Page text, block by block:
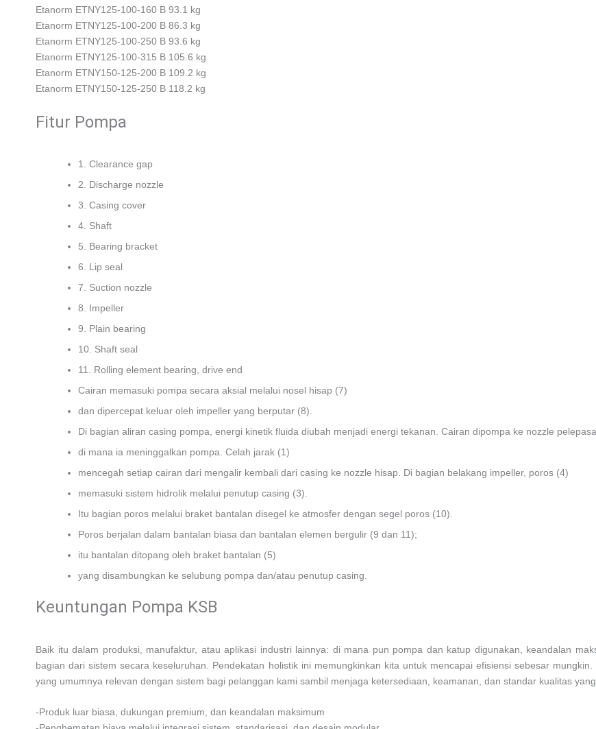
Etanorm ETNY125-100-160 B 93.1 kg
Etanorm ETNY125-100-200 B 86.3 kg
Etanorm ETNY125-100-250 B 93.6 kg
Etanorm ETNY125-100-315 B 105.6 kg
Etanorm ETNY150-125-200 B 109.2 kg
Etanorm ETNY150-125-250 B 118.2 kg
Fitur Pompa
1. Clearance gap
2. Discharge nozzle
3. Casing cover
4. Shaft
5. Bearing bracket
6. Lip seal
7. Suction nozzle
8. Impeller
9. Plain bearing
10. Shaft seal
11. Rolling element bearing, drive end
Cairan memasuki pompa secara aksial melalui nosel hisap (7)
dan dipercepat keluar oleh impeller yang berputar (8).
Di bagian aliran casing pompa, energi kinetik fluida diubah menjadi energi tekanan. Cairan dipompa ke nozzle
di mana ia meninggalkan pompa. Celah jarak (1)
mencegah setiap cairan dari mengalir kembali dari casing ke nozzle hisap. Di bagian belakang impeller, poros (4)
memasuki sistem hidrolik melalui penutup casing (3).
Itu bagian poros melalui braket bantalan disegel ke atmosfer dengan segel poros (10).
Poros berjalan dalam bantalan biasa dan bantalan elemen bergulir (9 dan 11);
itu bantalan ditopang oleh braket bantalan (5)
yang disambungkan ke selubung pompa dan/atau penutup casing.
Keuntungan Pompa KSB
Baik itu dalam produksi, manufaktur, atau aplikasi industri lainnya: di mana pun pompa dan katup digunakan, keandalan
bagian dari sistem secara keseluruhan. Pendekatan holistik ini memungkinkan kita untuk mencapai efisiensi sebesar
yang umumnya relevan dengan sistem bagi pelanggan kami sambil menjaga ketersediaan, keamanan, dan standar kualitas yang
-Produk luar biasa, dukungan premium, dan keandalan maksimum